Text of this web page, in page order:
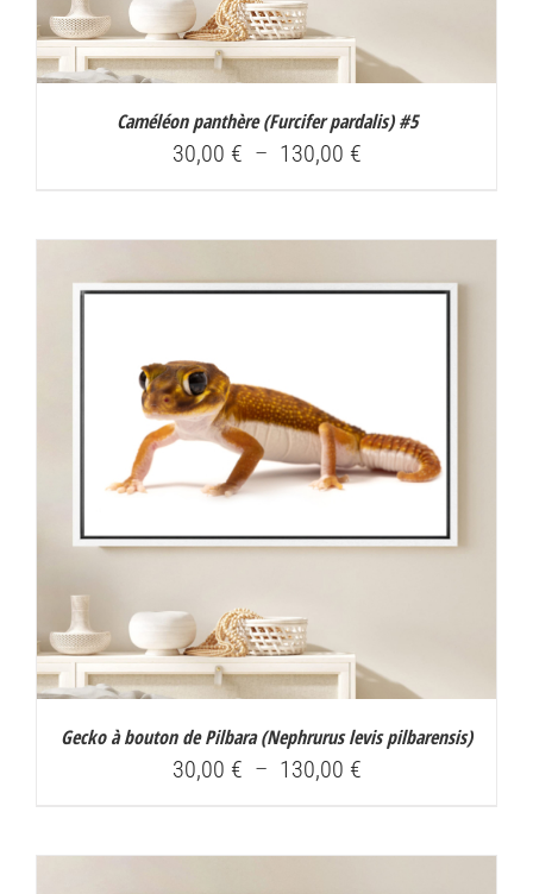
Caméléon panthère (Furcifer pardalis) #5
30,00 € – 130,00 €Plage
à
Gecko à bouton de Pilbara (Nephrurus levis pilbarensis)
30,00 € – 130,00 €Plage